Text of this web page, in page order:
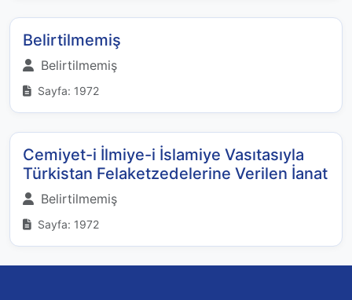
Belirtilmemiş
Belirtilmemiş
Sayfa: 1972
Cemiyet-i İlmiye-i İslamiye Vasıtasıyla
Türkistan Felaketzedelerine Verilen İanat
Belirtilmemiş
Sayfa: 1972